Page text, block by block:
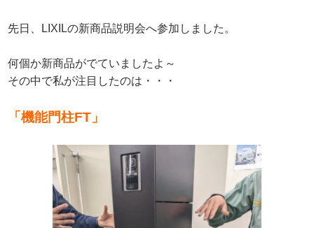
先日、LIXILの新商品説明会へ参加しました。
何個か新商品がでていましたよ～
その中で私が注目したのは・・・
「機能門柱FT」